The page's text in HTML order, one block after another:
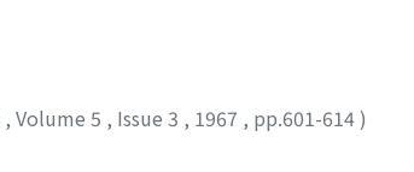
, Volume 5 , Issue 3 , 1967 , pp.601-614)